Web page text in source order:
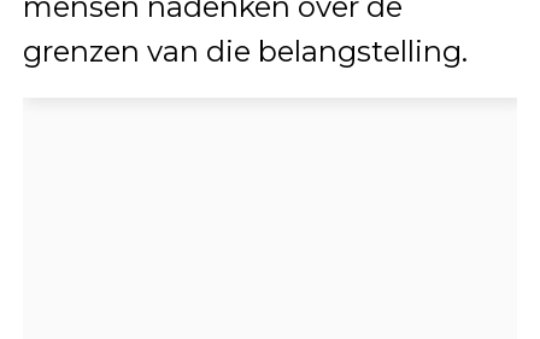
grenzen van die belangstelling.